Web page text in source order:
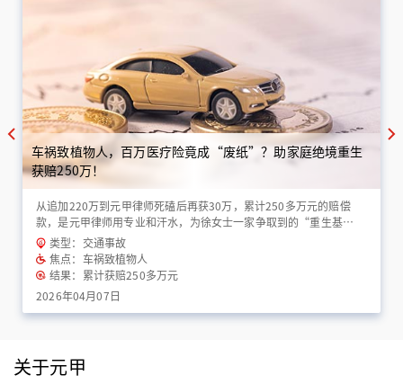
车祸致植物人，百万医疗险竟成“废纸”？助家庭绝境重生
获赔250万！
从追加220万到元甲律师死磕后再获30万，累计250多万元的赔偿
款，是元甲律师用专业和汗水，为徐女士一家争取到的“重生基
金”！
类型：交通事故
焦点：车祸致植物人
结果：累计获赔250多万元
2026年04月07日
关于元甲